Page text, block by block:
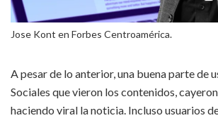
Jose Kont en Forbes Centroamérica.
A pesar de lo anterior, una buena parte de
Sociales que vieron los contenidos,
haciendo viral la noticia. Incluso usuarios